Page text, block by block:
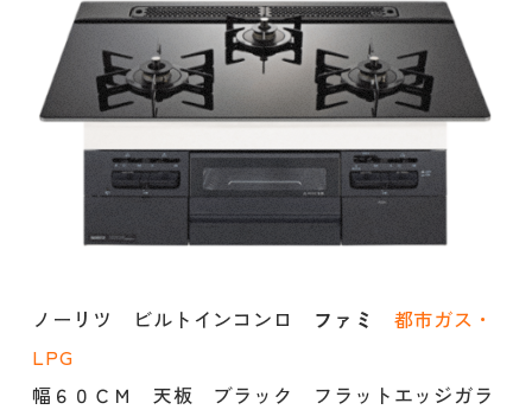
ノーリツ ビルトインコンロ ファミ
都市ガス・
LPG
幅６０ＣＭ 天板 ブラック フラットエッジガラ